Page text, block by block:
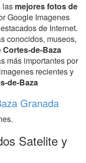
las mejores fotos de
Google Imagenes
de Internet.
conocidos, museos,
Cortes-de-Baza
más importantes por
recientes y
de-Baza
Granada
Satelite y